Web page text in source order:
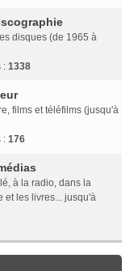
disques (de 1965 à
: 1338
films et téléfilms (jusqu'à
: 176
à la radio, dans la
et les livres... jusqu'à